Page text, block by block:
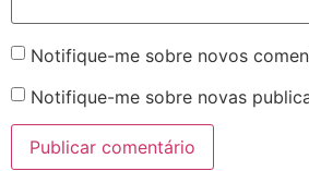
Notifique-me sobre novos
Notifique-me sobre novas